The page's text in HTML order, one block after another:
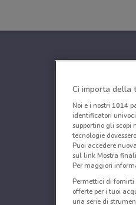
Ci importa della
Noi e i nostri 1014
identificatori
supportino gli scopi
tecnologie
Puoi accedere
sul link Mostra
Per maggiori
Permettici di fornirti
offerte per i tuoi
una serie di